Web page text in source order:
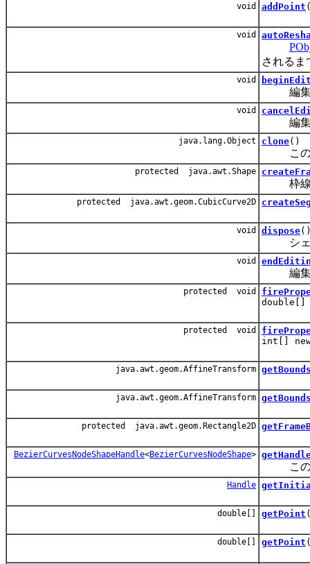
void addPoint
void
されるま
void
編集の
void
編集が
java.lang.Object clone()
このシ
protected java.awt.Shape
枠線
protected java.awt.geom.CubicCurve2D
void dispose
シェイ
void
編集が
protected void
double[]
protected void
int[]
java.awt.geom.AffineTransform
java.awt.geom.AffineTransform
protected java.awt.geom.Rectangle2D
BezierCurvesNodeShapeHandle<BezierCurvesNodeShape>
このシ
Handle
double[] getPoint
double[] getPoint